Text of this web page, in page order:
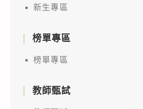
新生專區
榜單專區
榜單專區
教師甄試